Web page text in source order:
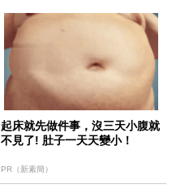
起床就先做件事，沒三天小腹就
不見了! 肚子一天天變小！
PR（新素簡）